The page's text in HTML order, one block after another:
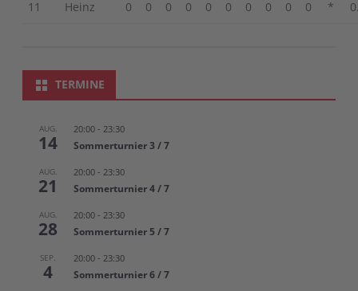
11 Heinz 0 0 0 0 0 0 0 0 0 0 *
TERMINE
AUG.
14
20:00 - 23:30
Sommerturnier 3 / 7
AUG.
21
20:00 - 23:30
Sommerturnier 4 / 7
AUG.
28
20:00 - 23:30
Sommerturnier 5 / 7
SEP.
4
20:00 - 23:30
Sommerturnier 6 / 7